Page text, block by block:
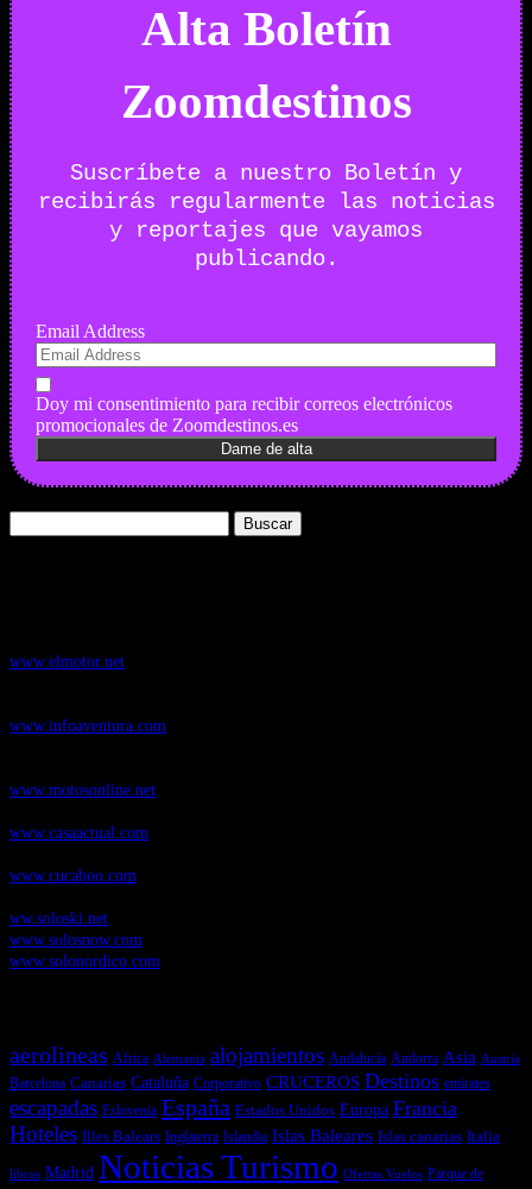
Alta Boletín
Zoomdestinos
Suscríbete a nuestro Boletín y
recibirás regularmente las noticias
y reportajes que vayamos
publicando.
Email Address
Doy mi consentimiento para recibir correos electrónicos
promocionales de Zoomdestinos.es
www.elmotor.net
www.infoaventura.com
www.motosonline.net
www.casaactual.com
www.cucaboo.com
ww.soloski.net
www.solosnow.com
www.solonordico.com
aerolineas Africa Alemania alojamientos Andalucía Andorra Asia Austria
Barcelona Canarias Cataluña Corporativo CRUCEROS Destinos emirates
escapadas Eslovenia España Estados Unidos Europa Francia
Hoteles Illes Balears Inglaterra Islandia Islas Baleares Islas canarias Italia
libros Madrid Noticias Turismo Ofertas Vuelos Parque de